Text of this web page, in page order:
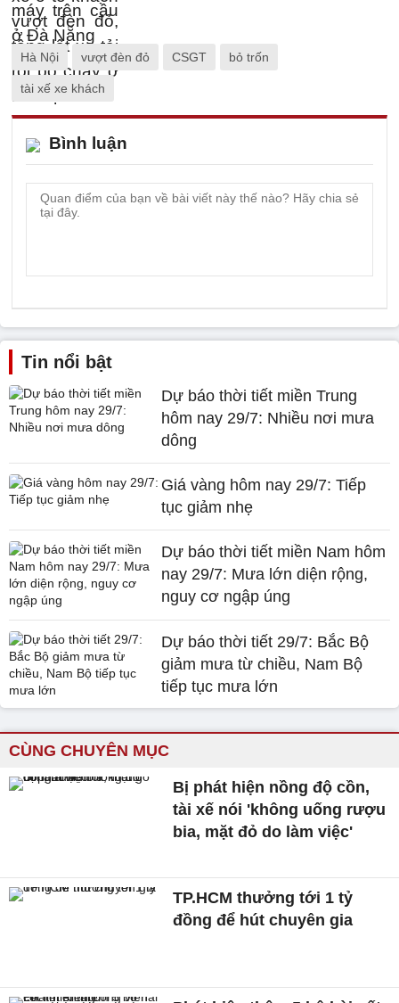
Hà Nội vượt đèn đỏ CSGT bỏ trốn
tài xế xe khách
Bình luận
Tin nổi bật
Dự báo thời tiết miền Trung
hôm nay 29/7: Nhiều nơi mưa
dông
Giá vàng hôm nay 29/7: Tiếp
tục giảm nhẹ
Dự báo thời tiết miền Nam hôm
nay 29/7: Mưa lớn diện rộng,
nguy cơ ngập úng
Dự báo thời tiết 29/7: Bắc Bộ
giảm mưa từ chiều, Nam Bộ
tiếp tục mưa lớn
CÙNG CHUYÊN MỤC
Bị phát hiện nồng độ cồn,
tài xế nói 'không uống rượu
bia, mặt đỏ do làm việc'
TP.HCM thưởng tới 1 tỷ
đồng để hút chuyên gia